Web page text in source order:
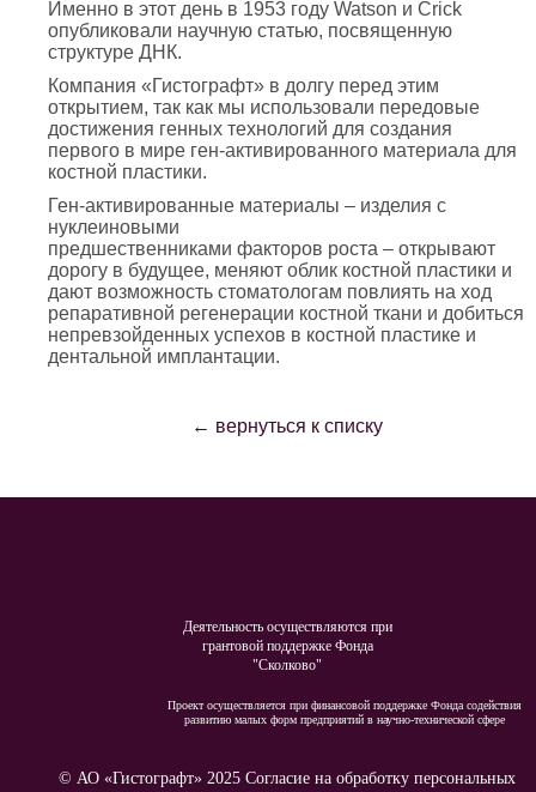
Именно в этот день в 1953 году Watson и Crick
опубликовали научную статью, посвященную
структуре ДНК.
Компания «Гистографт» в долгу перед этим
открытием, так как мы использовали передовые
достижения генных технологий для создания
первого в мире ген-активированного материала для
костной пластики.
Ген-активированные материалы – изделия с
нуклеиновыми
предшественниками факторов роста – открывают
дорогу в будущее, меняют облик костной пластики и
дают возможность стоматологам повлиять на ход
репаративной регенерации костной ткани и добиться
непревзойденных успехов в костной пластике и
дентальной имплантации.
← вернуться к списку
Деятельность осуществляются при
грантовой поддержке Фонда
"Сколково"
Проект осуществляется при финансовой поддержке Фонда содействия
развитию малых форм предприятий в научно-технической сфере
© АО «Гистографт» 2025 Согласие на обработку персональных